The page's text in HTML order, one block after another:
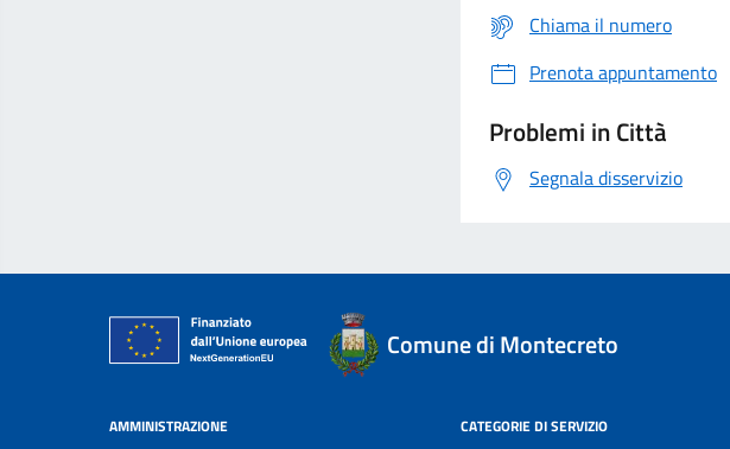
Chiama il numero
Prenota appuntamento
Problemi in Città
Segnala disservizio
Comune di Montecreto
AMMINISTRAZIONE CATEGORIE DI SERVIZIO